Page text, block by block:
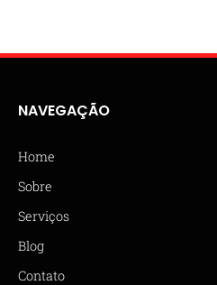
NAVEGAÇÃO
Home
Sobre
Serviços
Blog
Contato